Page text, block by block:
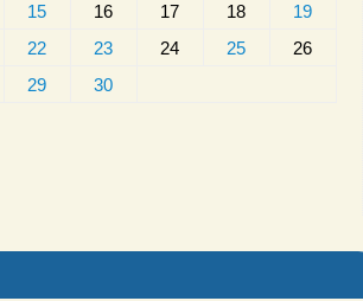
15 16 17 18
19
22 23 24 25
26
29
30